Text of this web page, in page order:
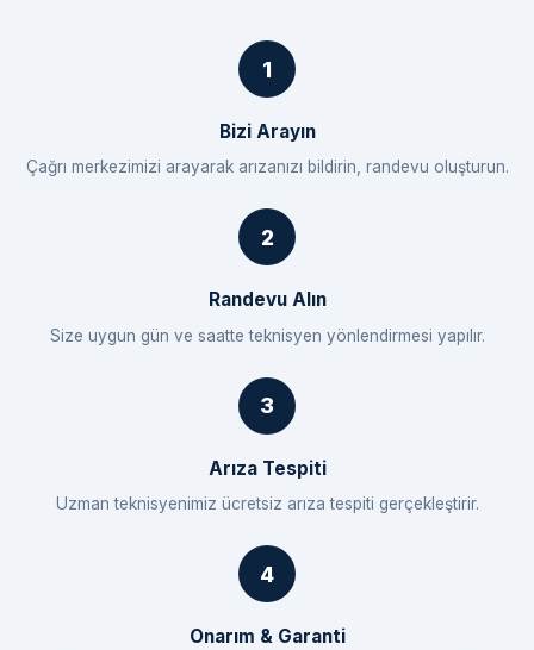
Bizi Arayın
Çağrı merkezimizi arayarak arızanızı bildirin, randevu oluşturun.
Randevu Alın
Size uygun gün ve saatte teknisyen yönlendirmesi yapılır.
Arıza Tespiti
Uzman teknisyenimiz ücretsiz arıza tespiti gerçekleştirir.
Onarım & Garanti